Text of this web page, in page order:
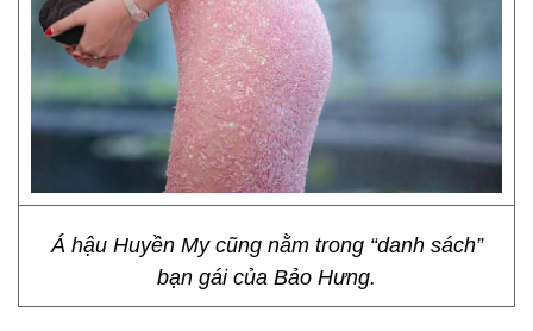
Á hậu Huyền My cũng nằm trong “danh sách”
bạn gái của Bảo Hưng.